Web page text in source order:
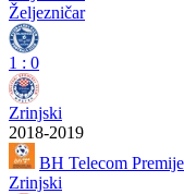
Željezničar
1 : 0
Zrinjski
2018-2019
BH Telecom
Zrinjski